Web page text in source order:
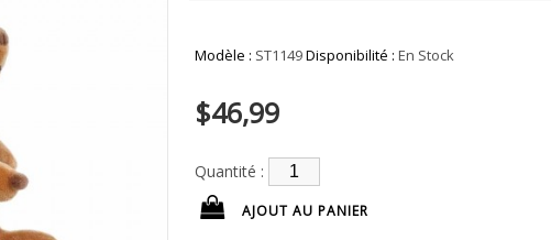
Modèle : ST1149Disponibilité : En Stock
$46,99
Quantité :